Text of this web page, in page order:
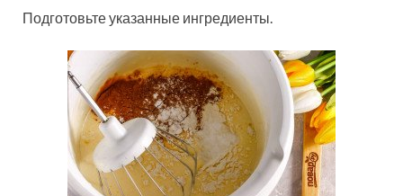
Подготовьте указанные ингредиенты.